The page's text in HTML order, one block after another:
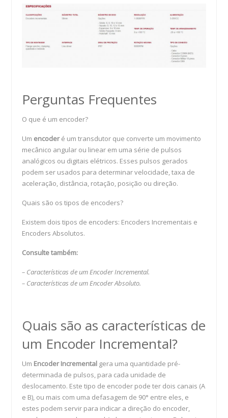
Perguntas Frequentes
O que é um encoder?
Um encoderé um transdutor que converte um movimento
mecânico angular ou linear em uma série de pulsos
analógicos ou digitais elétricos. Esses pulsos gerados
podem ser usados para determinar velocidade, taxa de
aceleração, distância, rotação, posição ou direção.
Quais são os tipos de encoders?
Existem dois tipos de encoders: Encoders Incrementais e
Encoders Absolutos.
Consulte também:
– Características de um Encoder Incremental.
– Características de um Encoder Absoluto.
Quais são as características de
um Encoder Incremental?
Um Encoder Incremental gera uma quantidade pré-
determinada de pulsos, para cada unidade de
deslocamento. Este tipo de encoder pode ter dois canais (A
e B), ou mais com uma defasagem de 90° entre eles, e
estes podem servir para indicar a direção do encoder,